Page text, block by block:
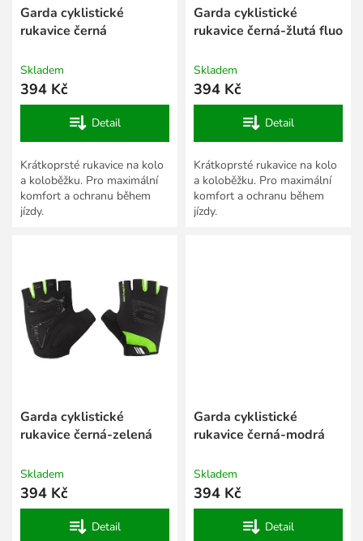
Garda cyklistické
rukavice černá
Skladem
394 Kč
Detail
Krátkoprsté rukavice na kolo
a koloběžku. Pro maximální
komfort a ochranu během
jízdy.
Garda cyklistické
rukavice černá-žlutá fluo
Skladem
394 Kč
Detail
Krátkoprsté rukavice na kolo
a koloběžku. Pro maximální
komfort a ochranu během
jízdy.
Garda cyklistické
rukavice černá-zelená
Skladem
394 Kč
Detail
Garda cyklistické
rukavice černá-modrá
Skladem
394 Kč
Detail